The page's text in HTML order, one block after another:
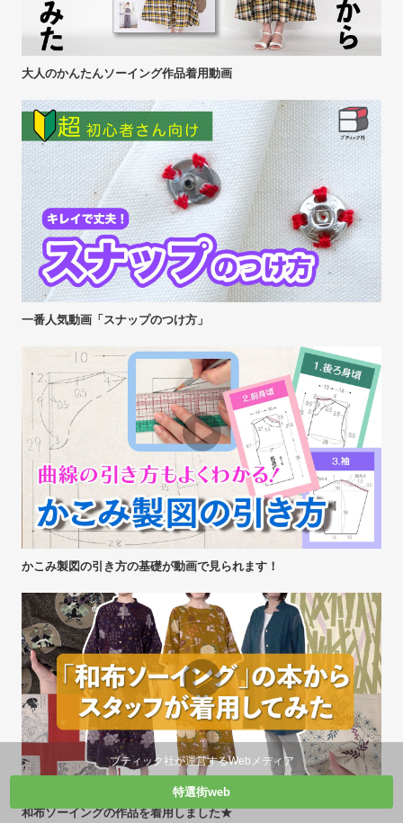
大人のかんたんソーイング作品着用動画
一番人気動画「スナップのつけ方」
かこみ製図の引き方の基礎が動画で見られます！
和布ソーイングの作品を着用しました★
ブティック社が運営するWebメディア
特選街web